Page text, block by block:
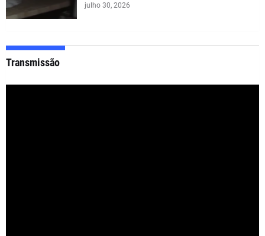
julho 30, 2026
Transmissão